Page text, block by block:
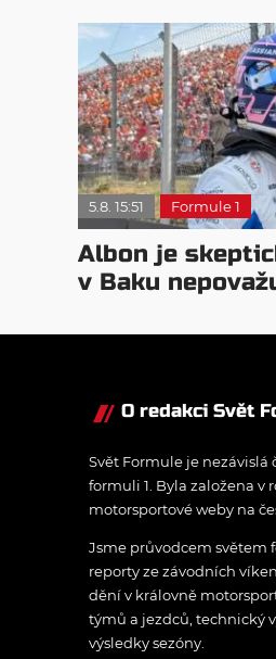
5.8. 15:51 Formule 1
Albon je
v Baku
O redakci Svět
Svět Formule je
formuli 1. Byla založena v
motorsportové weby na
Jsme průvodcem světem
reporty ze závodních
dění v královně
týmů a jezdců, technický
výsledky sezóny.